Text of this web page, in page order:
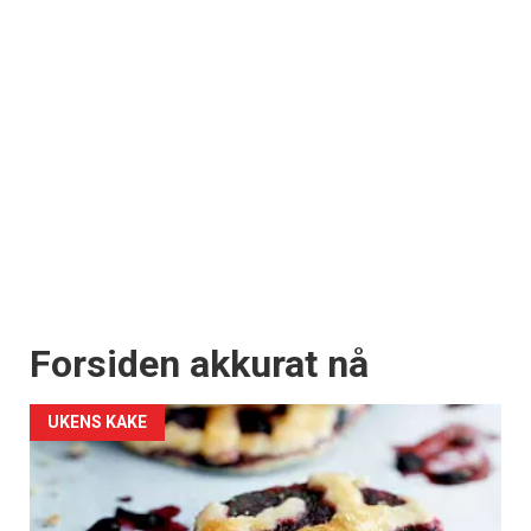
Forsiden akkurat nå
UKENS KAKE